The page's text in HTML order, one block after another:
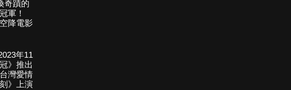
奇蹟的
軍！
降電影
年11
》推出
灣愛情
》上演